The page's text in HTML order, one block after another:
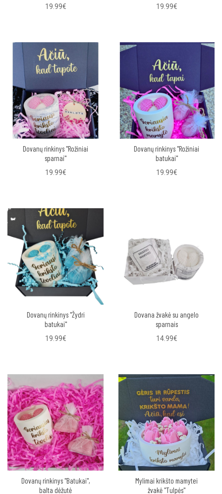
19.99€ 19.99€
Dovanų rinkinys "Rožiniai
sparnai"
19.99€
Dovanų rinkinys "Rožiniai
batukai"
19.99€
Dovanų rinkinys "Žydri
batukai"
19.99€
Dovana žvakė su angelo
sparnais
14.99€
Dovanų rinkinys "Batukai",
balta dėžutė
Mylimai krikšto mamytei
žvakė "Tulpės"